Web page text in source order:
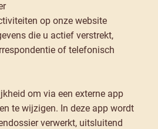
op onze website
die u actief verstrekt,
of telefonisch
om via een externe app
te wijzigen. In deze app wordt
verwerkt, uitsluitend